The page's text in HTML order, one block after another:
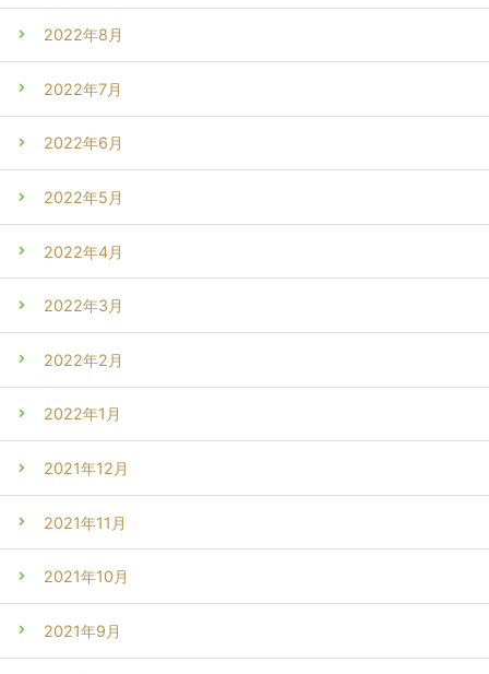
2022年8月
2022年7月
2022年6月
2022年5月
2022年4月
2022年3月
2022年2月
2022年1月
2021年12月
2021年11月
2021年10月
2021年9月